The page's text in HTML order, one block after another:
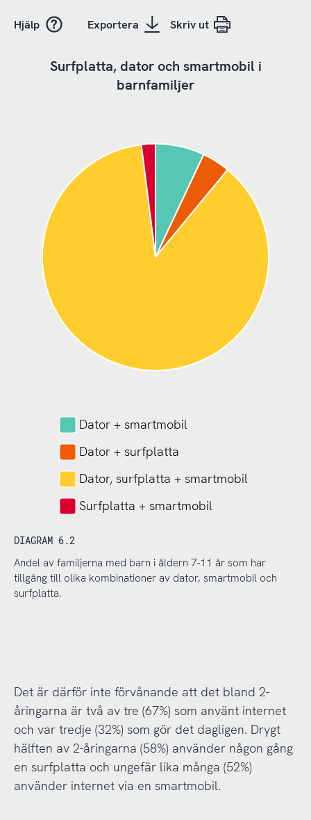
Hjälp Exportera Skriv ut
Surfplatta, dator och smartmobil i
barnfamiljer
Dator + smartmobil
Dator + surfplatta
Dator, surfplatta + smartmobil
Surfplatta + smartmobil
DIAGRAM 6.2
Andel av familjerna med barn i åldern 7-11 år som har
tillgång till olika kombinationer av dator, smartmobil och
surfplatta.
Det är därför inte förvånande att det bland 2-
åringarna är två av tre (67%) som använt internet
och var tredje (32%) som gör det dagligen. Drygt
hälften av 2-åringarna (58%) använder någon gång
en surfplatta och ungefär lika många (52%)
använder internet via en smartmobil.